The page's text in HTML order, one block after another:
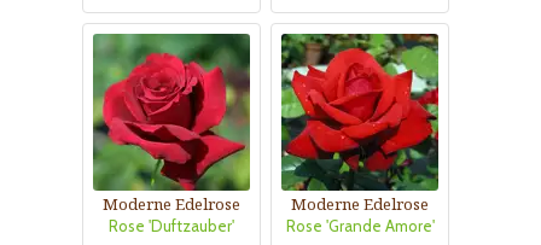
Moderne Edelrose
Rose 'Duftzauber'
Moderne Edelrose
Rose 'Grande Amore'